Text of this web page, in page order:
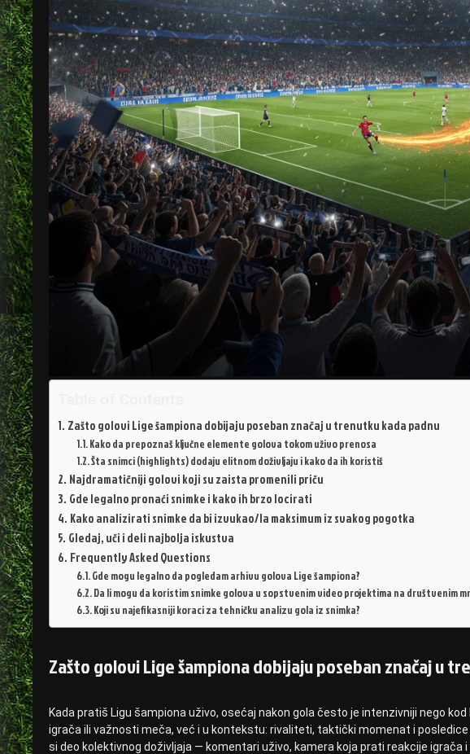
Zašto golovi Lige šampiona dobijaju poseban značaj u trenutku kada padnu
Kako da prepoznaš ključne elemente golova tokom uživo prenosa
Šta snimci (highlights) dodaju elitnom doživljaju i kako da ih koristiš
Najdramatičniji golovi koji su zaista promenili priču
Gde legalno pronaći snimke i kako ih brzo locirati
Kako analizirati snimke da bi izvukao/la maksimum iz svakog pogotka
Gledaj, uči i deli najbolja iskustva
Frequently Asked Questions
Gde mogu legalno da pogledam arhivu golova Lige šampiona?
Da li mogu da koristim snimke golova u sopstvenim video projektima na društvenim
Koji su najefikasniji koraci za tehničku analizu gola iz snimka?
Zašto golovi Lige šampiona dobijaju poseban značaj u
Kada pratiš Ligu šampiona uživo, osećaj nakon gola često je intenzivniji nego
igrača ili važnosti meča, već i u kontekstu: rivaliteti, taktički momenat i
si deo kolektivnog doživljaja — komentari uživo, kamera koja prati reakcije